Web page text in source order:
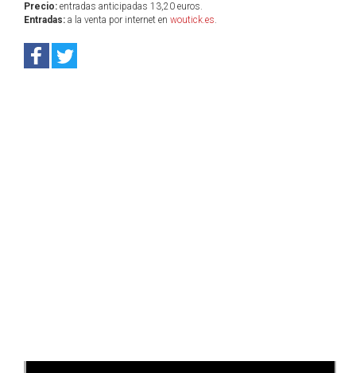
Precio: entradas anticipadas 13,20 euros.
Entradas: a la venta por internet en woutick.es.